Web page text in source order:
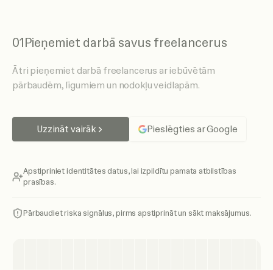
01Pieņemiet darbā savus freelancerus
Ātri pieņemiet darbā freelancerus ar iebūvētām
pārbaudēm, līgumiem un nodokļu veidlapām.
Uzzināt vairāk Pieslēgties ar Google
Apstipriniet identitātes datus, lai izpildītu pamata atbilstības
prasības.
Pārbaudiet riska signālus, pirms apstiprināt un sākt maksājumus.